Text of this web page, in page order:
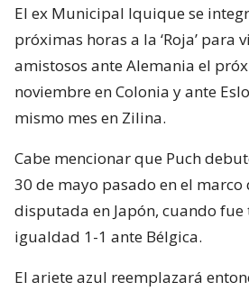
El ex Municipal Iquique se
próximas horas a la ‘Roja’ para
amistosos ante Alemania el
noviembre en Colonia y ante
mismo mes en Zilina.
Cabe mencionar que Puch
30 de mayo pasado en el marco
disputada en Japón, cuando
igualdad 1-1 ante Bélgica.
El ariete azul reemplazará